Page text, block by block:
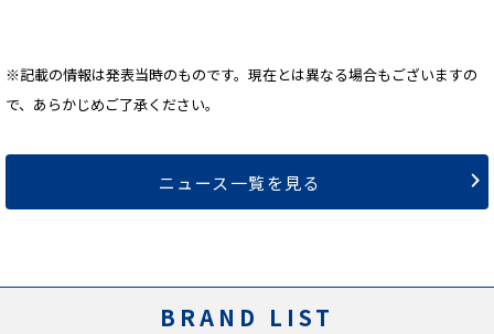
※記載の情報は発表当時のものです。現在とは異なる場合もございますの
で、あらかじめご了承ください。
ニュース一覧を見る
BRAND LIST